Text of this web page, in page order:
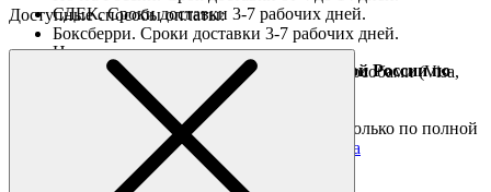
СДЕК. Сроки доставки 3-7 рабочих дней.
Боксберри. Сроки доставки 3-7 рабочих дней.
Доставка за границу осуществляется Почтой России по
полной предоплате
Подробные условия
Доступные способы оплаты:
Наличными при получении
Оплата он-лайн всеми популярными способами (Visa,
Mastercard и тд.)
Товары со скидкой отправляются по России только по полной
предоплате. Все подробности в разделе
оплата